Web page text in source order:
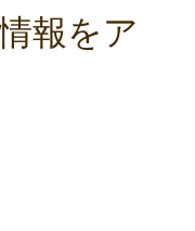
報をア